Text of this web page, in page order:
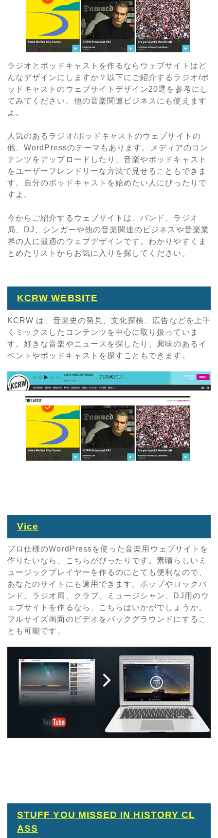
ラジオとポッドキャストを作るならウェブサイトはど
んなデザインにしますか？以下にご紹介するラジオ/ポ
ッドキャストのウェブサイトデザイン20選を参考にし
てみてください。他の音楽関連ビジネスにも使えます
よ。
人気のあるラジオ/ポッドキャストのウェブサイトの
他、WordPressのテーマもあります。メディアのコン
テンツをアップロードしたり、音楽やポッドキャスト
をユーザーフレンドリーな方法で見せることもできま
す。自分のポッドキャストを始めたい人にぴったりで
すよ。
今からご紹介するウェブサイトは、バンド、ラジオ
局、DJ、シンガーや他の音楽関連のビジネスや音楽業
界の人に最適のウェブデザインです。わかりやすくま
とめたリストからお気に入りを探してください。
KCRW WEBSITE
KCRW は、音楽史の発見、文化探検、広告などを上手
くミックスしたコンテンツを中心に取り扱っていま
す。好きな音楽やニュースを探したり、興味のあるイ
ベントやポッドキャストを探すこともできます。
Vice
プロ仕様のWordPressを使った音楽用ウェブサイトを
作りたいなら、こちらがぴったりです。素晴らしいミ
ュージックプレイヤーを作るのにとても便利なので、
あなたのサイトにも適用できます。ポップやロックバ
ンド、ラジオ局、クラブ、ミュージシャン、DJ用のウ
ェブサイトを作るなら、こちらはいかがでしょうか。
フルサイズ画面のビデオをバックグラウンドにするこ
とも可能です。
STUFF YOU MISSED IN HISTORY CL
ASS